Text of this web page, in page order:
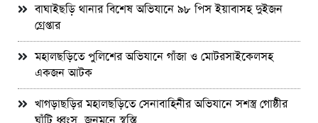
বাঘাইছড়ি থানার বিশেষ অভিযানে ৯৮ পিস ইয়াবাসহ দুইজন
গ্রেপ্তার
মহালছড়িতে পুলিশের অভিযানে গাঁজা ও মোটরসাইকেলসহ
একজন আটক
খাগড়াছড়ির মহালছড়িতে সেনাবাহিনীর অভিযানে সশস্ত্র গোষ্ঠীর